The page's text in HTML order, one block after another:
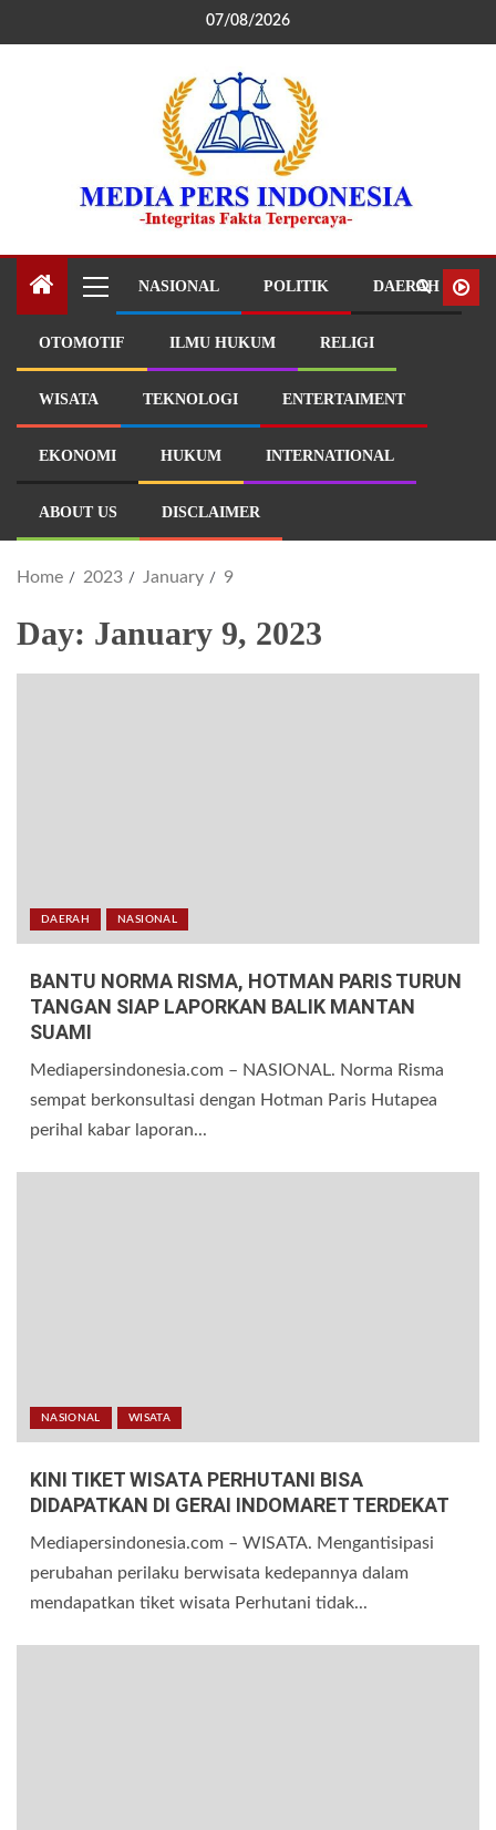
07/08/2026
NASIONAL POLITIK DAERAH
OTOMOTIF ILMU HUKUM RELIGI
WISATA TEKNOLOGI ENTERTAIMENT
EKONOMI HUKUM INTERNATIONAL
ABOUT US DISCLAIMER
Home 2023 January 9
Day: January 9, 2023
DAERAH NASIONAL
BANTU NORMA RISMA, HOTMAN PARIS TURUN
TANGAN SIAP LAPORKAN BALIK MANTAN
SUAMI
Mediapersindonesia.com – NASIONAL. Norma Risma
sempat berkonsultasi dengan Hotman Paris Hutapea
perihal kabar laporan...
NASIONAL WISATA
KINI TIKET WISATA PERHUTANI BISA
DIDAPATKAN DI GERAI INDOMARET TERDEKAT
Mediapersindonesia.com – WISATA. Mengantisipasi
perubahan perilaku berwisata kedepannya dalam
mendapatkan tiket wisata Perhutani tidak...